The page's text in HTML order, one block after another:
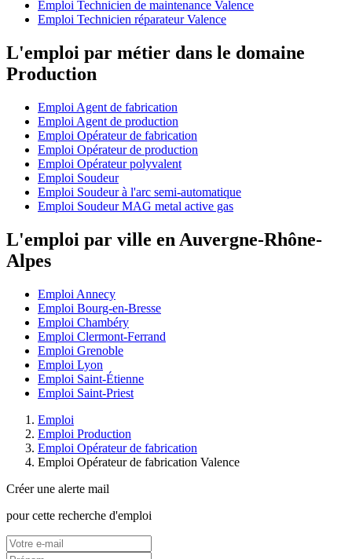
Emploi Technicien de maintenance Valence
Emploi Technicien réparateur Valence
L'emploi par métier dans le domaine
Production
Emploi Agent de fabrication
Emploi Agent de production
Emploi Opérateur de fabrication
Emploi Opérateur de production
Emploi Opérateur polyvalent
Emploi Soudeur
Emploi Soudeur à l'arc semi-automatique
Emploi Soudeur MAG metal active gas
L'emploi par ville en Auvergne-Rhône-
Alpes
Emploi Annecy
Emploi Bourg-en-Bresse
Emploi Chambéry
Emploi Clermont-Ferrand
Emploi Grenoble
Emploi Lyon
Emploi Saint-Étienne
Emploi Saint-Priest
Emploi
Emploi Production
Emploi Opérateur de fabrication
Emploi Opérateur de fabrication Valence
Créer une alerte mail
pour cette recherche d'emploi